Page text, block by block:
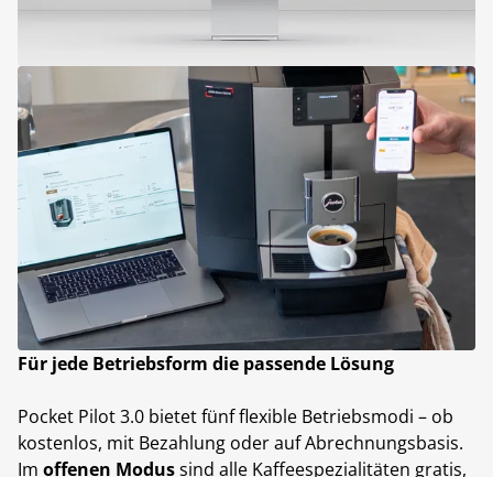
Für jede Betriebsform die passende Lösung
Pocket Pilot 3.0 bietet fünf flexible Betriebsmodi – ob
kostenlos, mit Bezahlung oder auf Abrechnungsbasis.
Im offenen Modussind alle Kaffeespezialitäten gratis,